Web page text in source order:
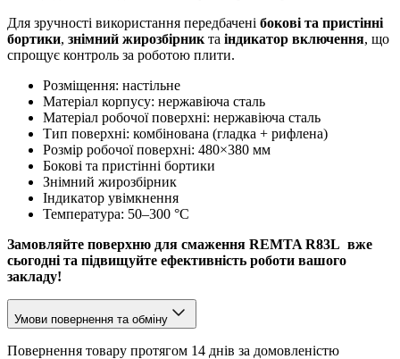
Для зручності використання передбачені бокові та пристінні
бортики, знімний жирозбірник та індикатор включення, що
спрощує контроль за роботою плити.
Розміщення: настільне
Матеріал корпусу: нержавіюча сталь
Матеріал робочої поверхні: нержавіюча сталь
Тип поверхні: комбінована (гладка + рифлена)
Розмір робочої поверхні: 480×380 мм
Бокові та пристінні бортики
Знімний жирозбірник
Індикатор увімкнення
Температура: 50–300 °C
Замовляйте поверхню для смаження REMTA R83L вже
сьогодні та підвищуйте ефективність роботи вашого
закладу!
Умови повернення та обміну
Повернення товару протягом 14 днів за домовленістю